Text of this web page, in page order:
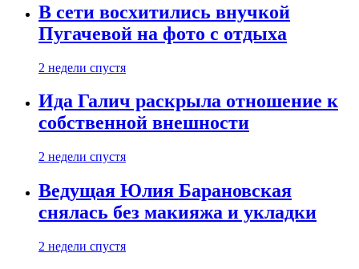
В сети восхитились внучкой
Пугачевой на фото с отдыха
2 недели спустя
Ида Галич раскрыла отношение к
собственной внешности
2 недели спустя
Ведущая Юлия Барановская
снялась без макияжа и укладки
2 недели спустя